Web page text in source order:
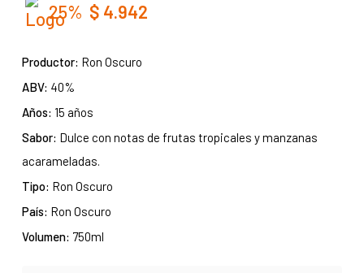
25% $ 4.942
Productor: Ron Oscuro
ABV: 40%
Años: 15 años
Sabor: Dulce con notas de frutas tropicales y manzanas
acarameladas.
Tipo: Ron Oscuro
País: Ron Oscuro
Volumen: 750ml